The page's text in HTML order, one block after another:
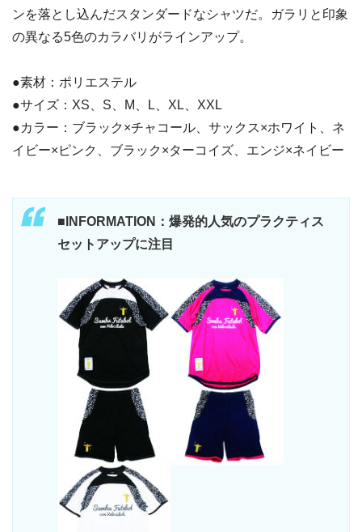
ンを落とし込んだスタンダードなシャツだ。ガラリと印象
の異なる5色のカラバリがラインアップ。
●素材：ポリエステル
●サイズ：XS、S、M、L、XL、XXL
●カラー：ブラック×チャコール、サックス×ホワイト、ネ
イビー×ピンク、ブラック×ターコイズ、エンジ×ネイビー
■INFORMATION：爆発的人気のプラクティス
セットアップに注目